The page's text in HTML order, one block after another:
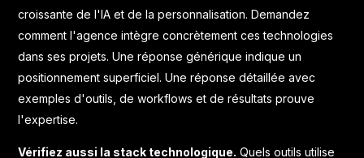
croissante de l'IA et de la personnalisation. Demandez
comment l'agence intègre concrètement ces technologies
dans ses projets. Une réponse générique indique un
positionnement superficiel. Une réponse détaillée avec
exemples d'outils, de workflows et de résultats prouve
l'expertise.
Vérifiez aussi la stack technologique. Quels outils utilise